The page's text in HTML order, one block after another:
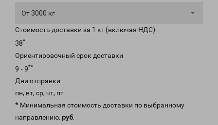
От 3000 кг
Стоимость доставки за 1 кг (включая НДС)
38*
Ориентировочный срок доставки
9 - 9**
Дни отправки
пн, вт, ср, чт, пт
* Минимальная стоимость доставки по выбранному
направлению: руб.